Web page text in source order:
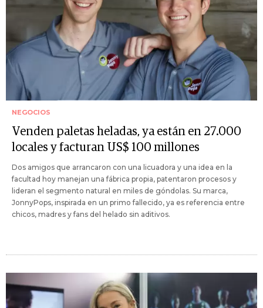
NEGOCIOS
Venden paletas heladas, ya están en 27.000
locales y facturan US$ 100 millones
Dos amigos que arrancaron con una licuadora y una idea en la
facultad hoy manejan una fábrica propia, patentaron procesos y
lideran el segmento natural en miles de góndolas. Su marca,
JonnyPops, inspirada en un primo fallecido, ya es referencia entre
chicos, madres y fans del helado sin aditivos.